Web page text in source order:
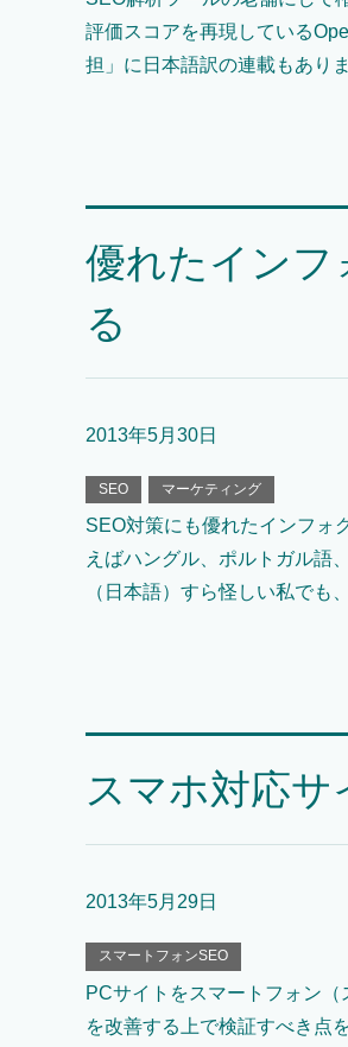
評価スコアを再現している
担」に日本語訳の連載もあり
優れたインフ
る
2013年5月30日
SEO マーケティング
SEO対策にも優れたインフォ
えばハングル、ポルトガル語
（日本語）すら怪しい私でも
スマホ対応
2013年5月29日
スマートフォンSEO
PCサイトをスマートフォン
を改善する上で検証すべき点